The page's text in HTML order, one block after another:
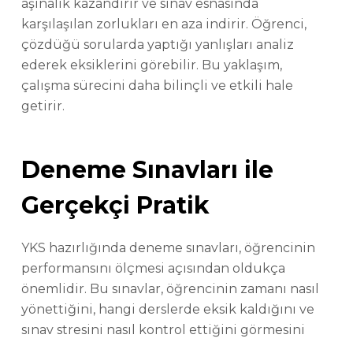
aşinalık kazandırır ve sınav esnasında
karşılaşılan zorlukları en aza indirir. Öğrenci,
çözdüğü sorularda yaptığı yanlışları analiz
ederek eksiklerini görebilir. Bu yaklaşım,
çalışma sürecini daha bilinçli ve etkili hale
getirir.
Deneme Sınavları ile
Gerçekçi Pratik
YKS hazırlığında deneme sınavları, öğrencinin
performansını ölçmesi açısından oldukça
önemlidir. Bu sınavlar, öğrencinin zamanı nasıl
yönettiğini, hangi derslerde eksik kaldığını ve
sınav stresini nasıl kontrol ettiğini görmesini